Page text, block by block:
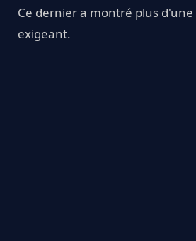
Ce dernier a montré plus
exigeant.